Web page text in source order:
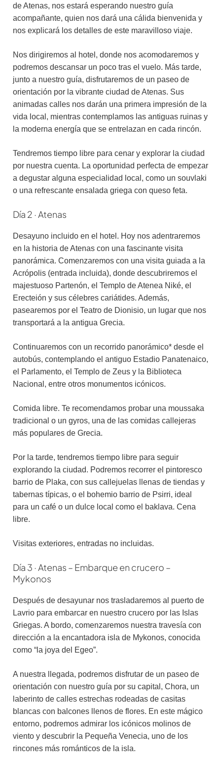
de Atenas, nos estará esperando nuestro guía
acompañante, quien nos dará una cálida bienvenida y
nos explicará los detalles de este maravilloso viaje.
Nos dirigiremos al hotel, donde nos acomodaremos y
podremos descansar un poco tras el vuelo. Más tarde,
junto a nuestro guía, disfrutaremos de un paseo de
orientación por la vibrante ciudad de Atenas. Sus
animadas calles nos darán una primera impresión de la
vida local, mientras contemplamos las antiguas ruinas y
la moderna energía que se entrelazan en cada rincón.
Tendremos tiempo libre para cenar y explorar la ciudad
por nuestra cuenta. La oportunidad perfecta de empezar
a degustar alguna especialidad local, como un souvlaki
o una refrescante ensalada griega con queso feta.
Día 2 · Atenas
Desayuno incluido en el hotel. Hoy nos adentraremos
en la historia de Atenas con una fascinante visita
panorámica. Comenzaremos con una visita guiada a la
Acrópolis (entrada incluida), donde descubriremos el
majestuoso Partenón, el Templo de Atenea Niké, el
Erecteión y sus célebres cariátides. Además,
pasearemos por el Teatro de Dionisio, un lugar que nos
transportará a la antigua Grecia.
Continuaremos con un recorrido panorámico* desde el
autobús, contemplando el antiguo Estadio Panatenaico,
el Parlamento, el Templo de Zeus y la Biblioteca
Nacional, entre otros monumentos icónicos.
Comida libre. Te recomendamos probar una moussaka
tradicional o un gyros, una de las comidas callejeras
más populares de Grecia.
Por la tarde, tendremos tiempo libre para seguir
explorando la ciudad. Podremos recorrer el pintoresco
barrio de Plaka, con sus callejuelas llenas de tiendas y
tabernas típicas, o el bohemio barrio de Psirri, ideal
para un café o un dulce local como el baklava. Cena
libre.
Visitas exteriores, entradas no incluidas.
Día 3 · Atenas – Embarque en crucero –
Mykonos
Después de desayunar nos trasladaremos al puerto de
Lavrio para embarcar en nuestro crucero por las Islas
Griegas. A bordo, comenzaremos nuestra travesía con
dirección a la encantadora isla de Mykonos, conocida
como “la joya del Egeo”.
A nuestra llegada, podremos disfrutar de un paseo de
orientación con nuestro guía por su capital, Chora, un
laberinto de calles estrechas rodeadas de casitas
blancas con balcones llenos de flores. En este mágico
entorno, podremos admirar los icónicos molinos de
viento y descubrir la Pequeña Venecia, uno de los
rincones más románticos de la isla.